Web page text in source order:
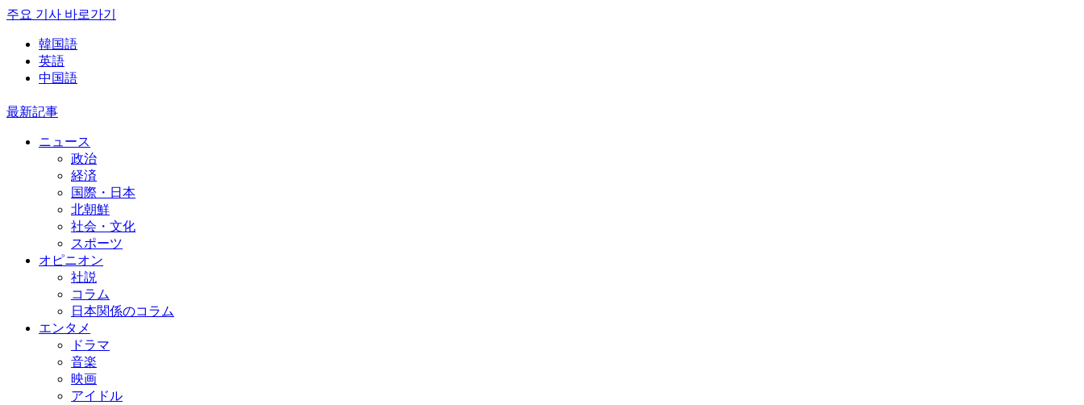
주요 기사 바로가기
韓国語
英語
中国語
最新記事
ニュース
政治
経済
国際・日本
北朝鮮
社会・文化
スポーツ
オピニオン
社説
コラム
日本関係のコラム
エンタメ
ドラマ
音楽
映画
アイドル